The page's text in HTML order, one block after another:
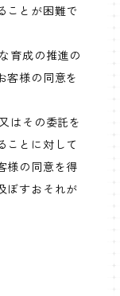
ことが困難で
育成の推進の
客様の同意を
はその委託を
ことに対して
様の同意を得
ぼすおそれが